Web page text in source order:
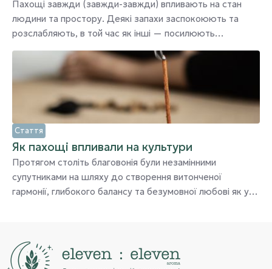
Пахощі завжди (завжди-завжди) впливають на стан
людини та простору. Деякі запахи заспокоюють та
розслабляють, в той час як інші — посилюють
концентрацію уваги. У вашій квартирі пахощі
створюють достаток, затишок і любов
Стаття
Як пахощі впливали на культури
Протягом століть благовонія були незамінними
супутниками на шляху до створення витонченої
гармонії, глибокого балансу та безумовної любові як у
тепла.